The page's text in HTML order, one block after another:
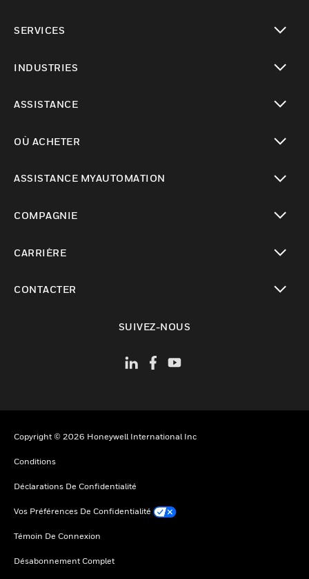
SERVICES
INDUSTRIES
ASSISTANCE
OÙ ACHETER
ASSISTANCE MYAUTOMATION
COMPAGNIE
CARRIÈRE
CONTACTER
SUIVEZ-NOUS
Copyright © 2026 Honeywell International Inc
Conditions
Déclarations De Confidentialité
Vos Préférences De Confidentialité
Témoin De Connexion
Désabonnement Complet